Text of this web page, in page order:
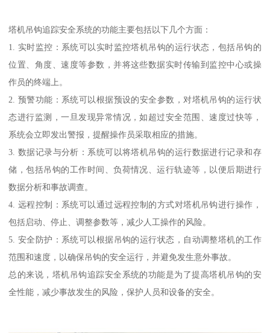
塔机吊钩追踪安全系统的功能主要包括以下几个方面：
1. 实时监控：系统可以实时监控塔机吊钩的运行状态，包括吊钩的
位置、角度、速度等参数，并将这些数据实时传输到监控中心或操
作员的终端上。
2. 预警功能：系统可以根据预设的安全参数，对塔机吊钩的运行状
态进行监测，一旦发现异常情况，如超过安全范围、速度过快等，
系统会立即发出警报，提醒操作员采取相应的措施。
3. 数据记录与分析：系统可以将塔机吊钩的运行数据进行记录和存
储，包括吊钩的工作时间、负荷情况、运行轨迹等，以便后期进行
数据分析和事故调查。
4. 远程控制：系统可以通过远程控制的方式对塔机吊钩进行操作，
包括启动、停止、调整参数等，减少人工操作的风险。
5. 安全防护：系统可以根据吊钩的运行状态，自动调整塔机的工作
范围和速度，以确保吊钩的安全运行，并避免发生意外事故。
总的来说，塔机吊钩追踪安全系统的功能是为了提高塔机吊钩的安
全性能，减少事故发生的风险，保护人员和设备的安全。